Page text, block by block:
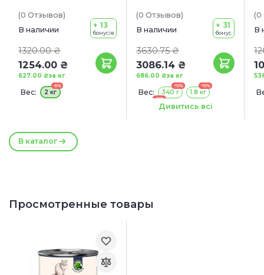
В каталог
(0 Отзывов)
В наличии
1320.00 ₴
1254.00 ₴
за кг
627.00 ₴
+ 13
бонусів
Вес:
-5%
2 кг
(0 Отзывов)
В наличии
3630.75 ₴
3086.14 ₴
за кг
686.00 ₴
+ 31
бонус
Вес:
-15%
340 г
-15%
1.8 кг
-15%
Дивитись всі
(0
В
Просмотренные товары